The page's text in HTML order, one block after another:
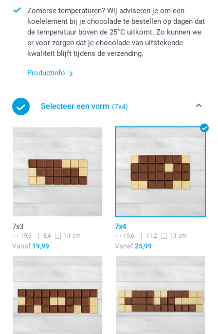
Zomerse temperaturen? Wij adviseren je om een
koelelement bij je chocolade te bestellen op dagen dat
de temperatuur boven de 25°C uitkomt. Zo kunnen we
er voor zorgen dat je chocolade van uitstekende
kwaliteit blijft tijdens de verzending.
Productinfo
Selecteer een vorm (7x4)
7x3
19,6 8,4 1,1 cm
Vanaf 19,99
7x4
19,6 11,2 1,1 cm
Vanaf25,99